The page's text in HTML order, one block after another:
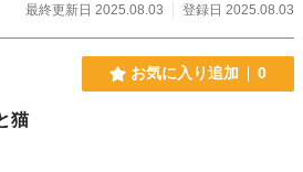
最終更新日 2025.08.03
登録日 2025.08.03
お気に入り追加 0
猫